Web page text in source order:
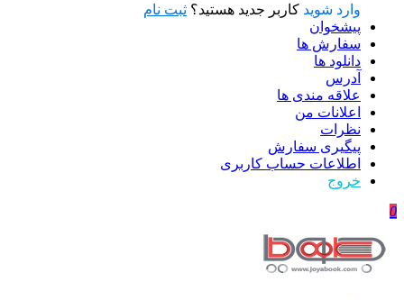
وارد شوید کاربر جدید هستید؟ ثبت نام
پیشخوان
سفارش ها
دانلود ها
آدرس
علاقه مندی ها
اعلانات من
نظرات
پیگیری سفارش
اطلاعات حساب كاربری
خروج
0